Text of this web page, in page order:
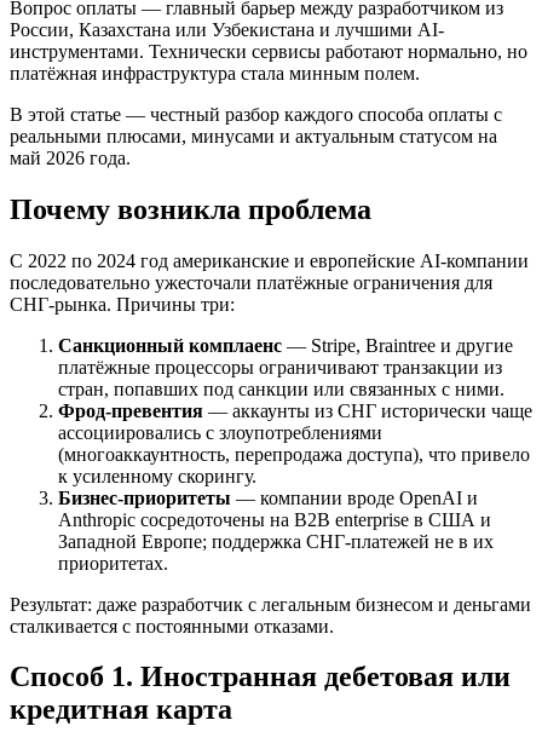
Вопрос оплаты — главный барьер между разработчиком из
России, Казахстана или Узбекистана и лучшими AI-
инструментами. Технически сервисы работают нормально, но
платёжная инфраструктура стала минным полем.
В этой статье — честный разбор каждого способа оплаты с
реальными плюсами, минусами и актуальным статусом на
май 2026 года.
Почему возникла проблема
С 2022 по 2024 год американские и европейские AI-компании
последовательно ужесточали платёжные ограничения для
СНГ-рынка. Причины три:
Санкционный комплаенс — Stripe, Braintree и другие
платёжные процессоры ограничивают транзакции из
стран, попавших под санкции или связанных с ними.
Фрод-превентия — аккаунты из СНГ исторически чаще
ассоциировались с злоупотреблениями
(многоаккаунтность, перепродажа доступа), что привело
к усиленному скорингу.
Бизнес-приоритеты — компании вроде OpenAI и
Anthropic сосредоточены на B2B enterprise в США и
Западной Европе; поддержка СНГ-платежей не в их
приоритетах.
Результат: даже разработчик с легальным бизнесом и деньгами
сталкивается с постоянными отказами.
Способ 1. Иностранная дебетовая или
кредитная карта